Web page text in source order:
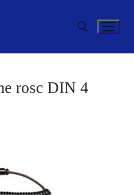
rosc DIN 4